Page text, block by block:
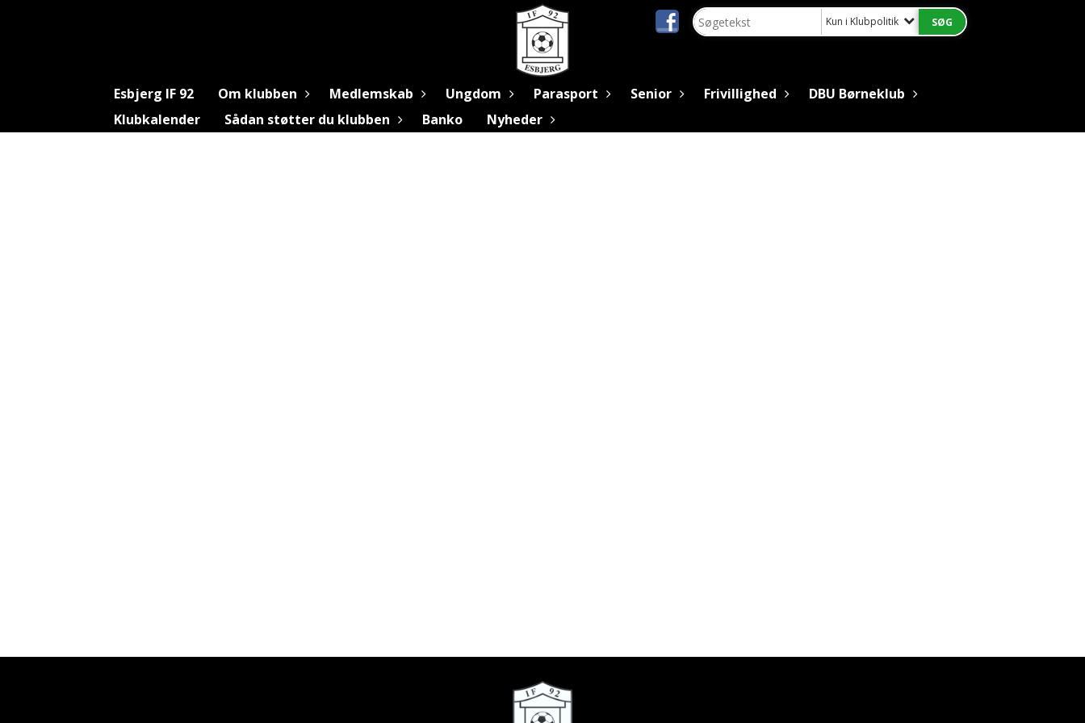
Kun i Klubpolitik
Esbjerg IF 92 Om klubben Medlemskab Ungdom Parasport Senior Frivillighed
DBU Børneklub
Klubkalender
Sådan støtter du klubben Banko Nyheder